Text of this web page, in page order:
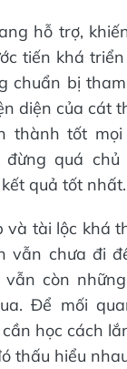
hỗ trợ,
tiến khá
chuẩn bị
diện của cát
thành tốt mọi
đừng quá
quả tốt nhất.
và tài lộc khá
vẫn chưa đi
còn
Để mối
học cách
thấu hiểu